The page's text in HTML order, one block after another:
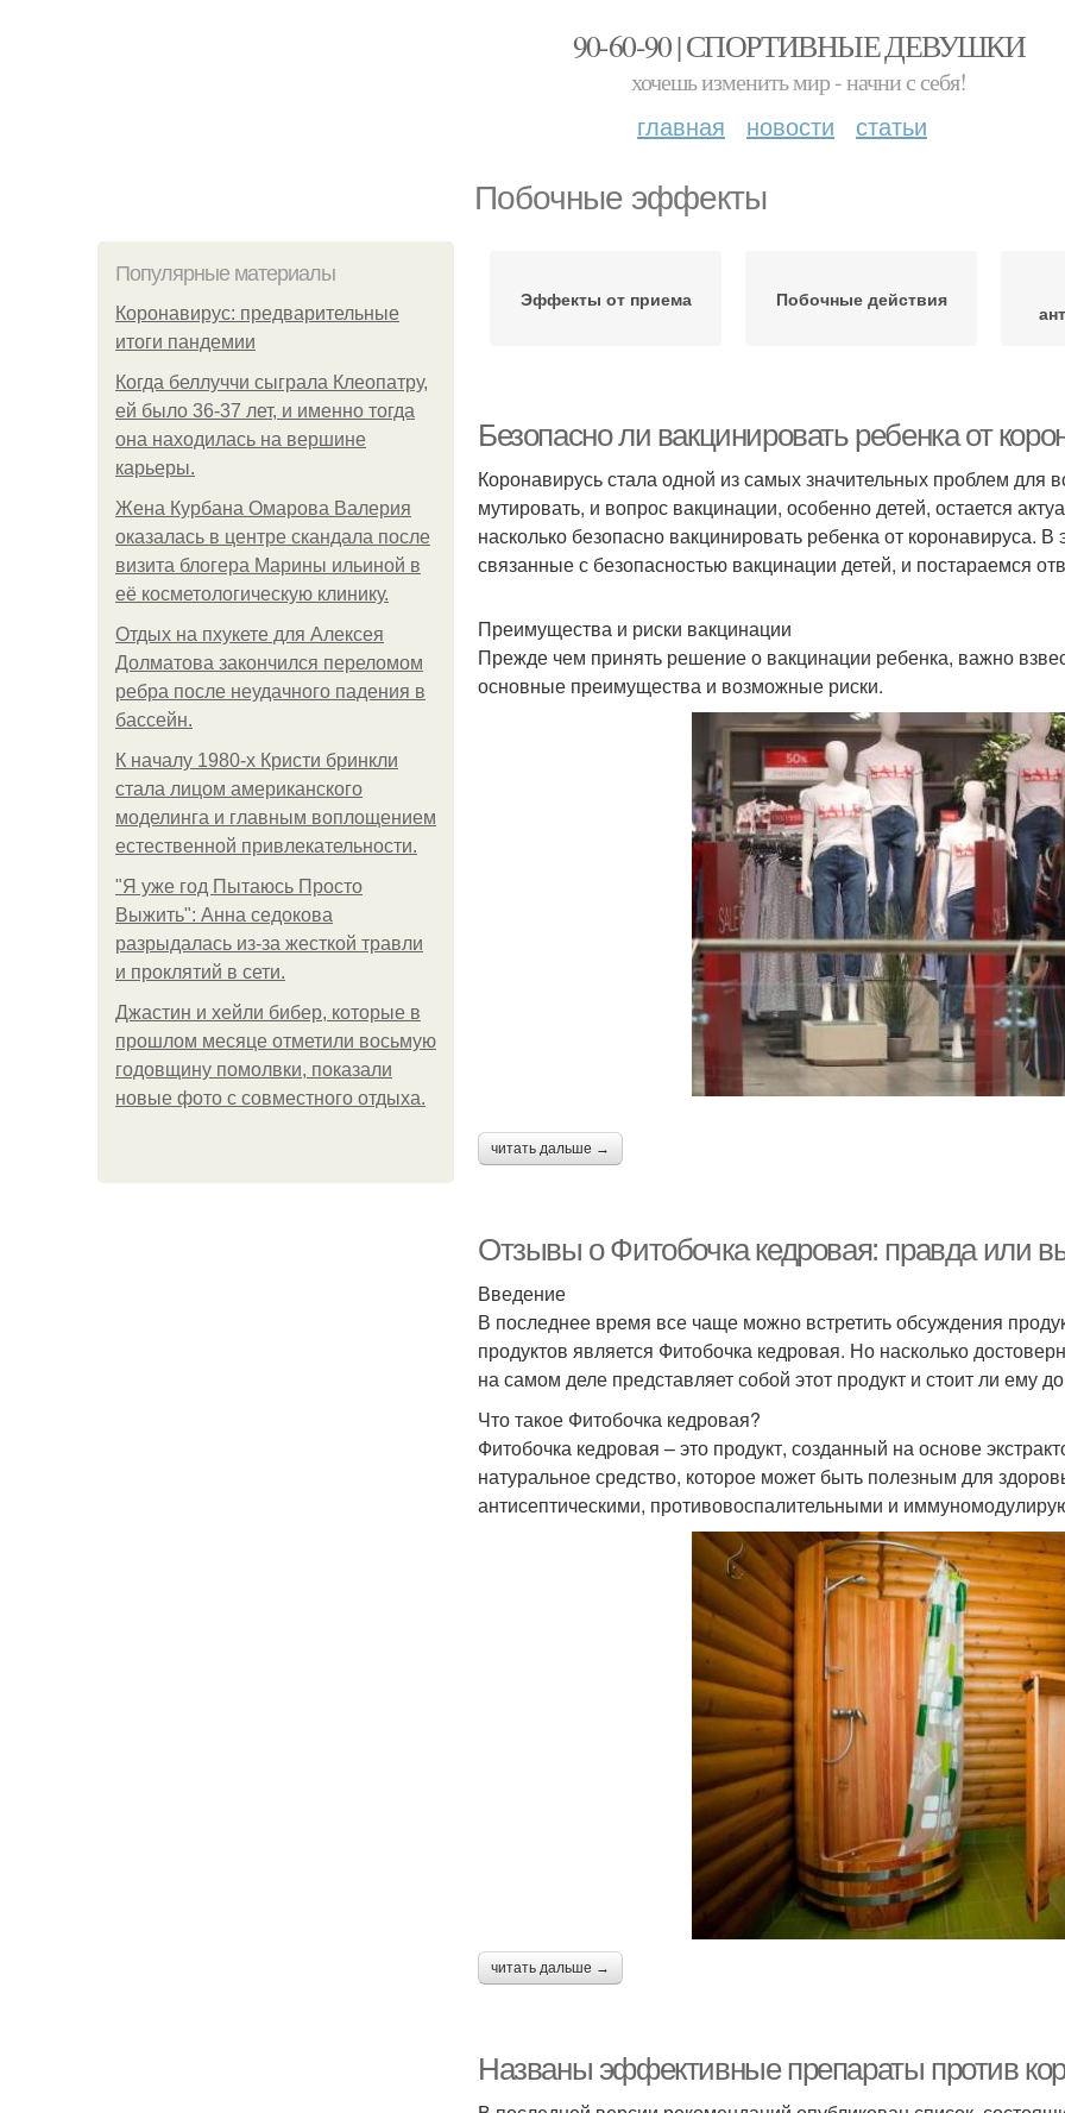
90-60-90 | СПОРТИВНЫЕ ДЕВУШКИ
хочешь изменить мир - начни с себя!
главная новости статьи
Побочные эффекты
Популярные материалы
Коронавирус: предварительные
итоги пандемии
Когда беллуччи сыграла Клеопатру,
ей было 36-37 лет, и именно тогда
она находилась на вершине
карьеры.
Жена Курбана Омарова Валерия
оказалась в центре скандала после
визита блогера Марины ильиной в
её косметологическую клинику.
Отдых на пхукете для Алексея
Долматова закончился переломом
ребра после неудачного падения в
бассейн.
К началу 1980-х Кристи бринкли
стала лицом американского
моделинга и главным воплощением
естественной привлекательности.
"Я уже год Пытаюсь Просто
Выжить": Анна седокова
разрыдалась из-за жесткой травли
и проклятий в сети.
Джастин и хейли бибер, которые в
прошлом месяце отметили восьмую
годовщину помолвки, показали
новые фото с совместного отдыха.
Эффекты от приема Побочные действия
Безопасно ли вакцинировать ребенка от
Коронавирусь стала одной из самых значительных проблем для
мутировать, и вопрос вакцинации, особенно детей, остается
насколько безопасно вакцинировать ребенка от коронавируса.
связанные с безопасностью вакцинации детей, и постараемся
Преимущества и риски вакцинации
Прежде чем принять решение о вакцинации ребенка, важно
основные преимущества и возможные риски.
читать дальше →
Отзывы о Фитобочка кедровая: правда или
Введение
В последнее время все чаще можно встретить обсуждения
продуктов является Фитобочка кедровая. Но насколько
на самом деле представляет собой этот продукт и стоит ли ему
Что такое Фитобочка кедровая?
Фитобочка кедровая – это продукт, созданный на основе
натуральное средство, которое может быть полезным для
антисептическими, противовоспалительными и
читать дальше →
Названы эффективные препараты против